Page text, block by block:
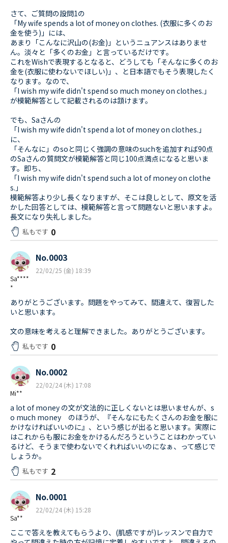
さて、ご質問の設問1の
「My wife spends a lot of money on clothes. (衣服に多くのお
金を使う)」には、
あまり「こんなに沢山の(お金)」というニュアンスはありませ
ん。淡々と「多くのお金」と言っているだけです。
これをWishで表現するとなると、どうしても「そんなに多くのお
金を(衣服に使わないでほしい)」、と日本語でもそう表現したく
なります。なので、
「I wish my wife didn't spend so much money on clothes.」
が模範解答として記載されるのは頷けます。
でも、Saさんの
「I wish my wife didn't spend a lot of money on clothes.」
に、
「そんなに」のsoと同じく強調の意味のsuchを追加すれば90点
のSaさんの質問文が模範解答と同じ100点満点になると思いま
す。即ち、
「I wish my wife didn't spend such a lot of money on clothe
s.」
模範解答より少し長くなりますが、そこは良しとして、原文を活
かした回答としては、模範解答と言って問題ないと思いますよ。
長文になり失礼しました。
私もです 0
Sa****
*
No.0003
22/02/25 (金) 18:39
ありがとうございます。問題をやってみて、間違えて、復習した
いと思います。
文の意味を考えると理解できました。ありがとうございます。
私もです 0
Mi**
No.0002
22/02/24 (木) 17:08
a lot of money の文が文法的に正しくないとは思いませんが、s
o much money のほうが、『そんなにもたくさんのお金を服に
かけなければいいのに』、という感じが出ると思います。実際に
はこれからも服にお金をかけるんだろうということはわかってい
るけど、そうまで使わないでくれればいいのになぁ、って感じで
しょうか。
私もです 2
Sa**
No.0001
22/02/24 (木) 15:28
ここで答えを教えてもらうより、(肌感ですが)レッスンで自力で